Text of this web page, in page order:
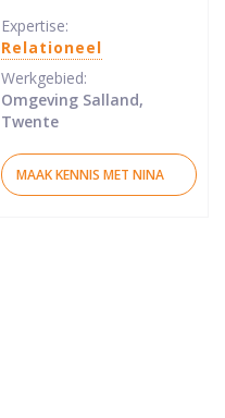
Expertise:
Relationeel
Werkgebied:
Omgeving Salland,
Twente
MAAK KENNIS MET NINA